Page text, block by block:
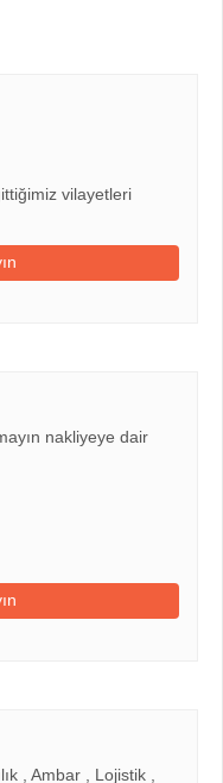
vilayetleri
nakliyeye dair
, Ambar , Lojistik ,